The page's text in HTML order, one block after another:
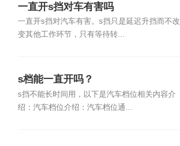
一直开s挡对车有害吗
一直开s挡对汽车有害。s挡只是延迟升挡而不改
变其他工作环节，只有等待转...
s档能一直开吗？
s挡不能长时间用，以下是汽车档位相关内容介
绍：汽车档位介绍：汽车档位通...